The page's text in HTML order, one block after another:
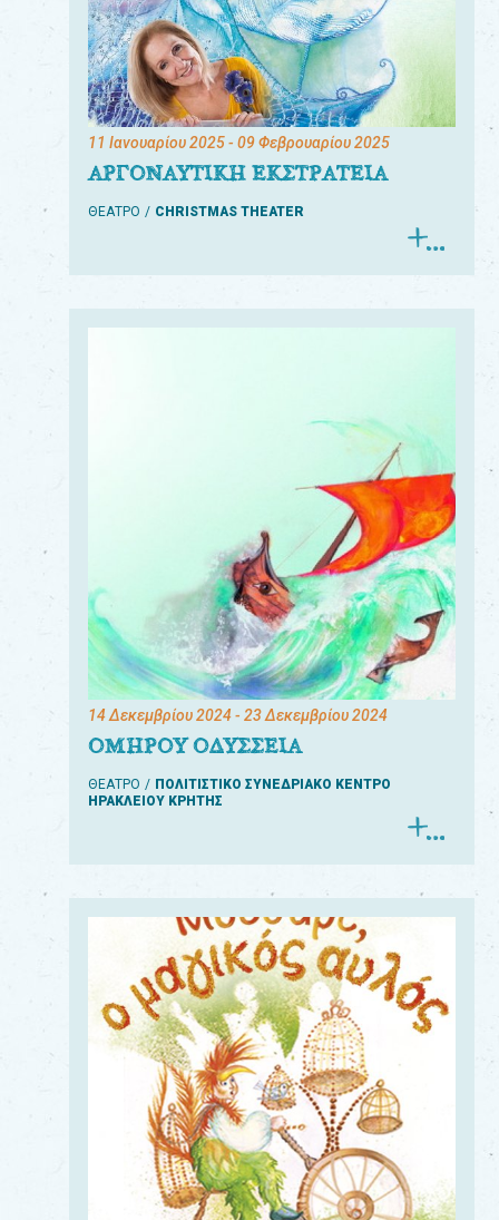
11 Ιανουαρίου 2025- 09 Φεβρουαρίου 2025
ΑΡΓΟΝΑΥΤΙΚΗ ΕΚΣΤΡΑΤΕΙΑ
ΘΕΑΤΡΟ CHRISTMAS THEATER
14 Δεκεμβρίου 2024- 23 Δεκεμβρίου 2024
ΟΜΗΡΟΥ ΟΔΥΣΣΕΙΑ
ΘΕΑΤΡΟ
ΠΟΛΙΤΙΣΤΙΚΟ ΣΥΝΕΔΡΙΑΚΟ ΚΕΝΤΡΟ
ΗΡΑΚΛΕΙΟΥ ΚΡΗΤΗΣ